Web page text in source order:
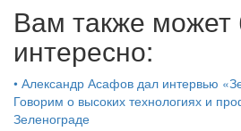
Вам также может
интересно:
• Александр Асафов дал интервью
Говорим о высоких технологиях и
Зеленограде